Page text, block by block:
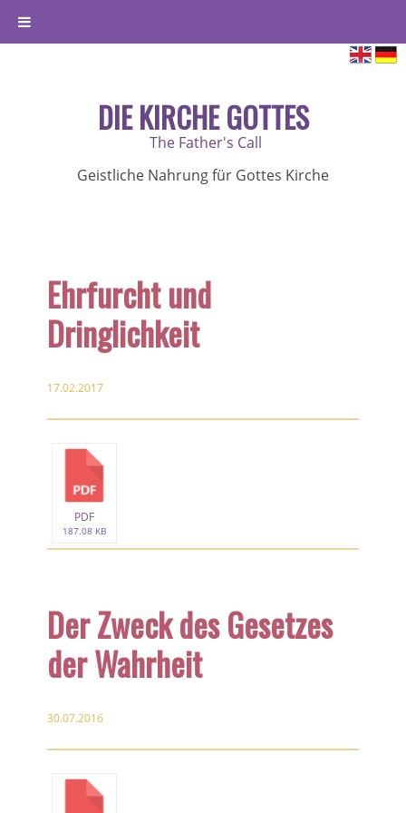
DIE KIRCHE GOTTES
The Father's Call
Geistliche Nahrung für Gottes Kirche
Ehrfurcht und
Dringlichkeit
17.02.2017
PDF
187.08 KB
Der Zweck des Gesetzes
der Wahrheit
30.07.2016